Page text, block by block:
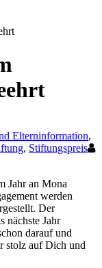
Elterninformation,
, Stiftungspreis
Jahr an Mona
werden
Der
nächste Jahr
darauf und
stolz auf Dich und